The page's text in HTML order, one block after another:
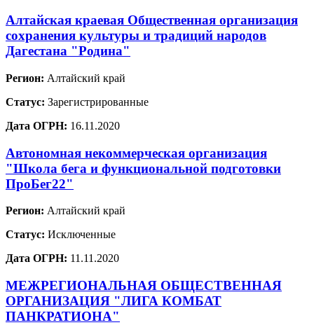
Алтайская краевая Общественная организация
сохранения культуры и традиций народов
Дагестана "Родина"
Регион: Алтайский край
Статус: Зарегистрированные
Дата ОГРН: 16.11.2020
Автономная некоммерческая организация
"Школа бега и функциональной подготовки
ПроБег22"
Регион: Алтайский край
Статус: Исключенные
Дата ОГРН: 11.11.2020
МЕЖРЕГИОНАЛЬНАЯ ОБЩЕСТВЕННАЯ
ОРГАНИЗАЦИЯ "ЛИГА КОМБАТ
ПАНКРАТИОНА"